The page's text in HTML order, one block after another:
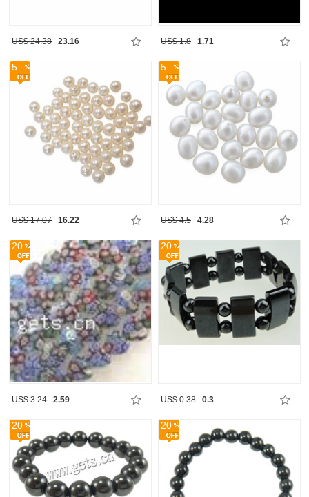
US$ 24.38 23.16 US$ 1.8 1.71
5
US$ 17.07 16.22
5
US$ 4.5 4.28
20
US$ 3.24 2.59
20
US$ 0.38 0.3
20 20